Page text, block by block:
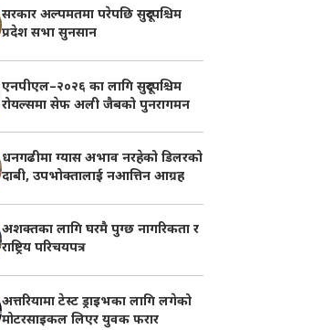
सरकार अल्पमतमा परेपछि सुदूरपश्चिम
प्रदेश सभा सुनसान
एनपीएल–२०२६ का लागि सुदूरपश्चिम
रोयल्समा सेफ अली जैबको पुनरागमन
धनगढीमा ग्यास अभाव नरहेको डिलरको
दाबी, उपभोक्तालाई नआत्तिन आग्रह
अशक्तका लागि घरमै पुग्छ नागरिकता र
राष्ट्रिय परिचयपत्र
अत्तरियामा टेस्ट ड्राइभका लागि लगेको
मोटरसाइकल लिएर युवक फरार